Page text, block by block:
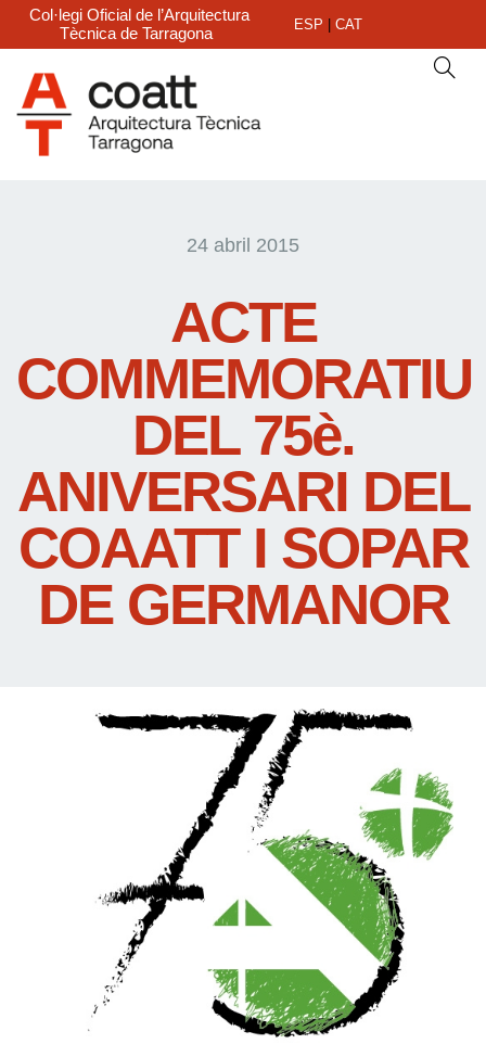
Col·legi Oficial de l’Arquitectura
Tècnica de Tarragona
ESP CAT
24 abril 2015
ACTE
COMMEMORATIU
DEL 75è.
ANIVERSARI DEL
COAATT I SOPAR
DE GERMANOR